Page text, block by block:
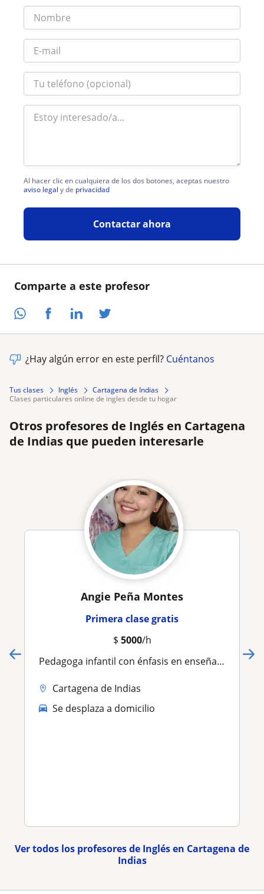
Comparte a este profesor
Al hacer clic en cualquiera de los dos botones, aceptas nuestro
aviso legal y de privacidad
Contactar ahora
¿Hay algún error en este perfil? Cuéntanos
Tus clases Inglés
Cartagena de Indias
clases particulares online de ingles desde tu hogar
Otros profesores de Inglés en Cartagena
de Indias que pueden interesarle
Angie Peña Montes
Primera clase gratis
$ 5000/h
Pedagoga infantil con énfasis en enseñanza de segunda lengua y 10 años de experiencia dicta clases de inglés en Cartagena
Cartagena de Indias
Se desplaza a domicilio
Ver todos los profesores de Inglés en Cartagena de
Indias